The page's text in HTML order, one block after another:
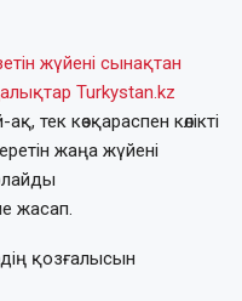
жүйені сынақтан
Turkystan.kz
тек көзқараспен көлікті
жаңа жүйені
жасап.
қозғалысын